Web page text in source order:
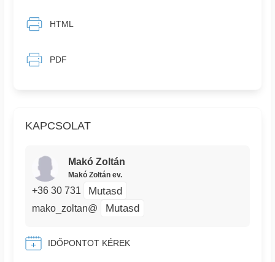
KAPCSOLAT
Makó Zoltán
Makó Zoltán ev.
+36 30 731 Mutasd
mako_zoltan@ Mutasd
IDŐPONTOT KÉREK
HTML
PDF